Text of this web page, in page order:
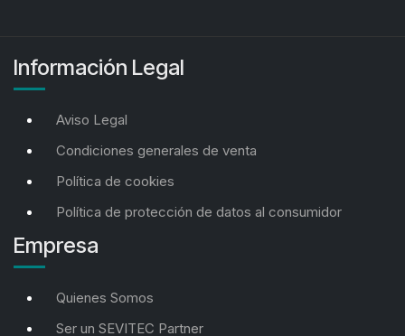
Información Legal
Aviso Legal
Condiciones generales de venta
Política de cookies
Política de protección de datos al consumidor
Empresa
Quienes Somos
Ser un SEVITEC Partner